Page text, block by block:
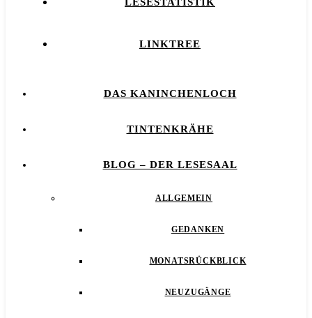
LINKTREE
DAS KANINCHENLOCH
TINTENKRÄHE
BLOG – DER LESESAAL
ALLGEMEIN
GEDANKEN
MONATSRÜCKBLICK
NEUZUGÄNGE